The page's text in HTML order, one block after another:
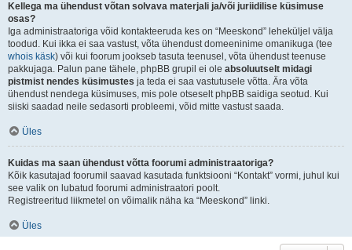
Kellega ma ühendust võtan solvava materjali ja/või juriidilise küsimuse
osas?
Iga administraatoriga võid kontakteeruda kes on “Meeskond” leheküljel välja
toodud. Kui ikka ei saa vastust, võta ühendust domeeninime omanikuga (tee
whois käsk) või kui foorum jookseb tasuta teenusel, võta ühendust teenuse
pakkujaga. Palun pane tähele, phpBB grupil ei ole absoluutselt midagi
pistmist nendes küsimustes ja teda ei saa vastutusele võtta. Ära võta
ühendust nendega küsimuses, mis pole otseselt phpBB saidiga seotud. Kui
siiski saadad neile sedasorti probleemi, võid mitte vastust saada.
Üles
Kuidas ma saan ühendust võtta foorumi administraatoriga?
Kõik kasutajad foorumil saavad kasutada funktsiooni “Kontakt” vormi, juhul kui
see valik on lubatud foorumi administraatori poolt.
Registreeritud liikmetel on võimalik näha ka “Meeskond” linki.
Üles